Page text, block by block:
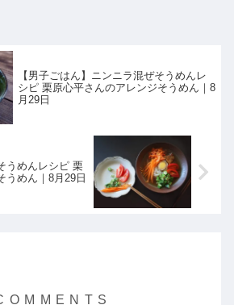
【男子ごはん】ニンニラ混ぜそうめんレ
シピ 栗原心平さんのアレンジそうめん｜8
月29日
うめんレシピ 栗
うめん｜8月29日